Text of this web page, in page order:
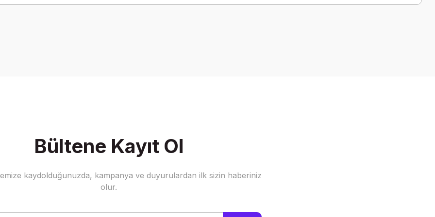
Gönder
Bültene Kayıt Ol
kaydolduğunuzda, kampanya ve duyurulardan ilk sizin haberiniz
olur.